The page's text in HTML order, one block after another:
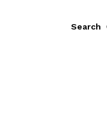
Search